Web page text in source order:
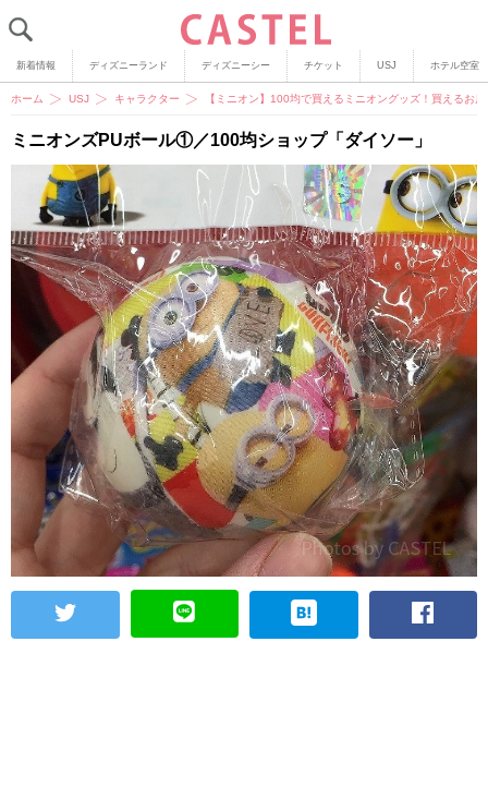
新着情報 ディズニーランド ディズニーシー チケット USJ ホテル空室
ホーム USJ キャラクター 【ミニオン】100均で買えるミニオングッズ！買えるお
ミニオンズPUボール①／100均ショップ「ダイソー」